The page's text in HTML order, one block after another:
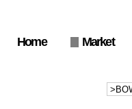
Home Market